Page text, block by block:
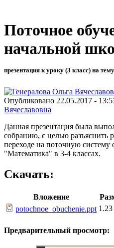
Поточное
начальной
презентация к уроку (3 класс) на тему
Опубликовано 22.05.2017 -
Вячеславовна
Данная презентация была
собранию, с целью
переходе на поточную систему
"Математика" в 3-4 классах.
Скачать:
Вложение
potochnoe_obuchenie.ppt
Предварительный просмотр: